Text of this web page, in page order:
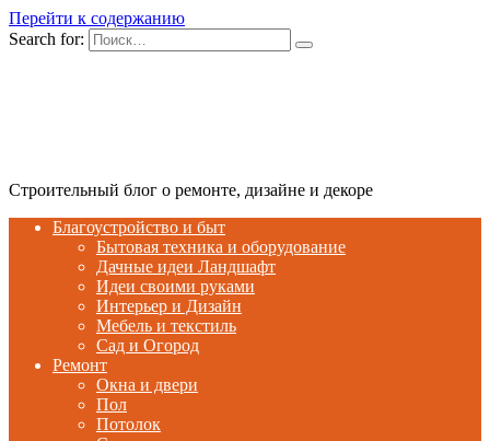
Перейти к содержанию
Search for:
Строительный блог о ремонте, дизайне и декоре
Благоустройство и быт
Бытовая техника и оборудование
Дачные идеи Ландшафт
Идеи своими руками
Интерьер и Дизайн
Мебель и текстиль
Сад и Огород
Ремонт
Окна и двери
Пол
Потолок